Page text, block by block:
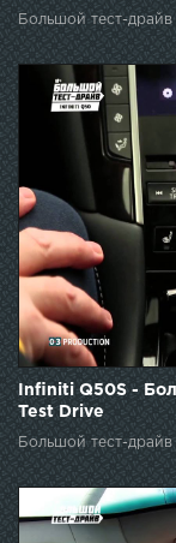
Большой тест-драйв
Infiniti Q50S -
Test Drive
Большой тест-драйв